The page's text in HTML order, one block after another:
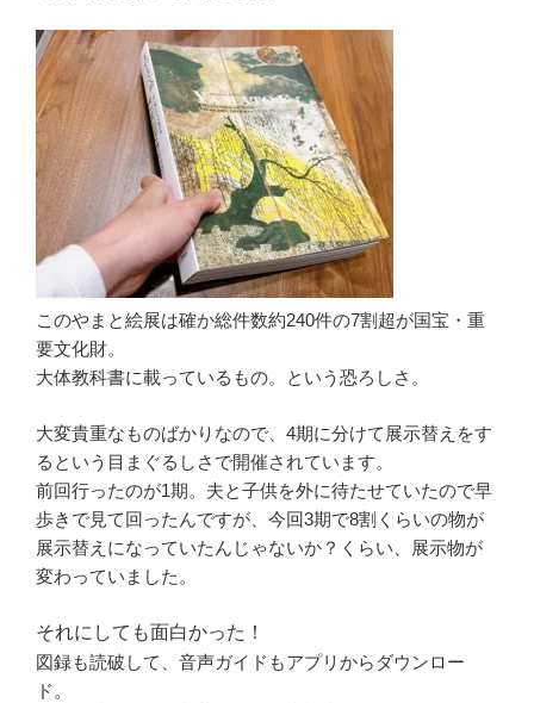
このやまと絵展は確か総件数約240件の7割超が国宝・重
要文化財。
大体教科書に載っているもの。という恐ろしさ。
大変貴重なものばかりなので、4期に分けて展示替えをす
るという目まぐるしさで開催されています。
前回行ったのが1期。夫と子供を外に待たせていたので早
歩きで見て回ったんですが、今回3期で8割くらいの物が
展示替えになっていたんじゃないか？くらい、展示物が
変わっていました。
それにしても面白かった！
図録も読破して、音声ガイドもアプリからダウンロー
ド。